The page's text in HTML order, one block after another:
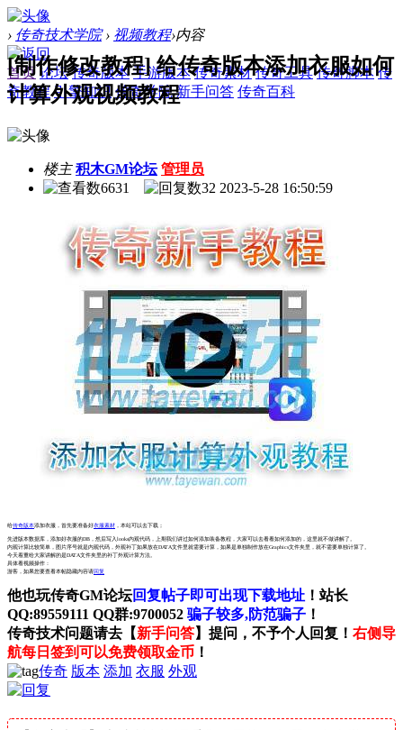
› 传奇技术学院 › 视频教程›内容
首页 论坛 传奇版本 手游版本 传奇素材 传奇工具 传奇脚本 传
奇教程 引擎知识 传奇学院 新手问答 传奇百科
[制作修改教程] 给传奇版本添加衣服如何
计算外观视频教程
楼主 积木GM论坛 管理员
6631
32 2023-5-28 16:50:59
给传奇版本添加衣服，首先要准备好衣服素材 ，本站可以去下载；
先进版本数据库，添加好衣服的DB，然后写入looks内观代码，上期我们讲过如何添加装备教程，大家可以去看看如何添加的，这里就不做讲解了。
内观计算比较简单，图片序号就是内观代码，外观补丁如果放在DATA文件里就需要计算，如果是单独制作放在Graphics文件夹里，就不需要单独计算了。
今天着重给大家讲解的是DATA文件夹里的补丁外观计算方法。
具体看视频操作：
游客，如果您要查看本帖隐藏内容请回复
他也玩传奇GM论坛回复帖子即可出现下载地址 ！站长
QQ:89559111 QQ群:9700052 骗子较多,防范骗子 ！
传奇技术问题请去【新手问答】提问，不予个人回复！ 右侧导
航每日签到可以免费领取金币 ！
传奇 版本 添加 衣服 外观